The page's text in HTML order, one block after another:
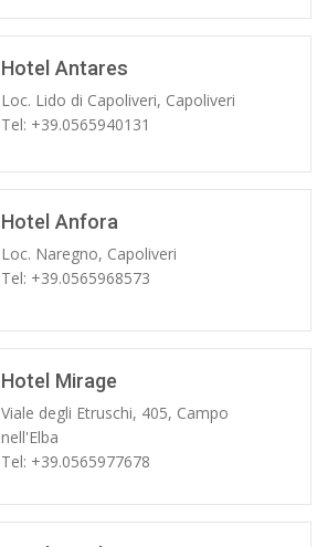
Hotel Antares
Loc. Lido di Capoliveri, Capoliveri
Tel: +39.0565940131
Hotel Anfora
Loc. Naregno, Capoliveri
Tel: +39.0565968573
Hotel Mirage
Viale degli Etruschi, 405, Campo
nell'Elba
Tel: +39.0565977678